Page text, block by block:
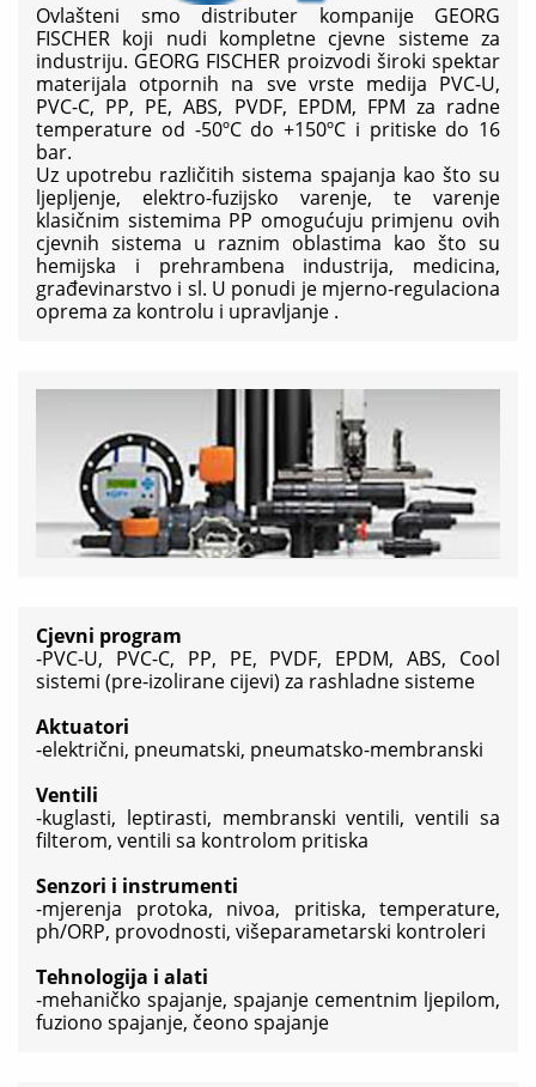
Ovlašteni smo distributer kompanije GEORG
FISCHER koji nudi kompletne cjevne sisteme za
industriju. GEORG FISCHER proizvodi široki spektar
materijala otpornih na sve vrste medija PVC-U,
PVC-C, PP, PE, ABS, PVDF, EPDM, FPM za radne
temperature od -50ºC do +150ºC i pritiske do 16
bar.
Uz upotrebu različitih sistema spajanja kao što su
ljepljenje, elektro-fuzijsko varenje, te varenje
klasičnim sistemima PP omogućuju primjenu ovih
cjevnih sistema u raznim oblastima kao što su
hemijska i prehrambena industrija, medicina,
građevinarstvo i sl. U ponudi je mjerno-regulaciona
oprema za kontrolu i upravljanje .
Cjevni program
-PVC-U, PVC-C, PP, PE, PVDF, EPDM, ABS, Cool
sistemi (pre-izolirane cijevi) za rashladne sisteme
Aktuatori
-električni, pneumatski, pneumatsko-membranski
Ventili
-kuglasti, leptirasti, membranski ventili, ventili sa
filterom, ventili sa kontrolom pritiska
Senzori i instrumenti
-mjerenja protoka, nivoa, pritiska, temperature,
ph/ORP, provodnosti, višeparametarski kontroleri
Tehnologija i alati
-mehaničko spajanje, spajanje cementnim ljepilom,
fuziono spajanje, čeono spajanje